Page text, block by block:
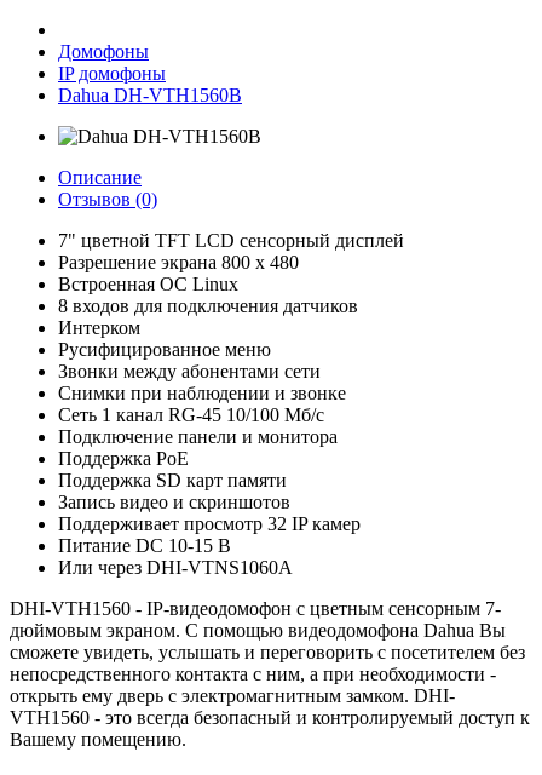
Домофоны
IP домофоны
Dahua DH-VTH1560B
Описание
Отзывов (0)
7" цветной TFT LCD сенсорный дисплей
Разрешение экрана 800 х 480
Встроенная ОС Linux
8 входов для подключения датчиков
Интерком
Русифицированное меню
Звонки между абонентами сети
Снимки при наблюдении и звонке
Сеть 1 канал RG-45 10/100 Мб/с
Подключение панели и монитора
Поддержка PoE
Поддержка SD карт памяти
Запись видео и скриншотов
Поддерживает просмотр 32 IP камер
Питание DC 10-15 В
Или через DHI-VTNS1060A
DHI-VTH1560 - IP-видеодомофон с цветным сенсорным 7-
дюймовым экраном. С помощью видеодомофона Dahua Вы
сможете увидеть, услышать и переговорить с посетителем без
непосредственного контакта с ним, а при необходимости -
открыть ему дверь с электромагнитным замком. DHI-
VTH1560 - это всегда безопасный и контролируемый доступ к
Вашему помещению.